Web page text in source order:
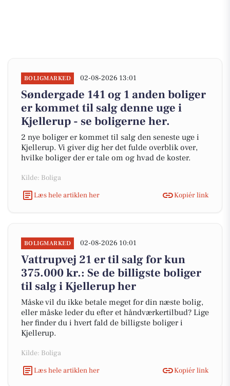
BOLIGMARKED 02-08-2026 13:01
Søndergade 141 og 1 anden boliger
er kommet til salg denne uge i
Kjellerup - se boligerne her.
2 nye boliger er kommet til salg den seneste uge i
Kjellerup. Vi giver dig her det fulde overblik over,
hvilke boliger der er tale om og hvad de koster.
Kilde: Boliga
Læs hele artiklen her
Kopiér link
BOLIGMARKED 02-08-2026 10:01
Vattrupvej 21 er til salg for kun
375.000 kr.: Se de billigste boliger
til salg i Kjellerup her
Måske vil du ikke betale meget for din næste bolig,
eller måske leder du efter et håndværkertilbud? Lige
her finder du i hvert fald de billigste boliger i
Kjellerup.
Kilde: Boliga
Læs hele artiklen her
Kopiér link